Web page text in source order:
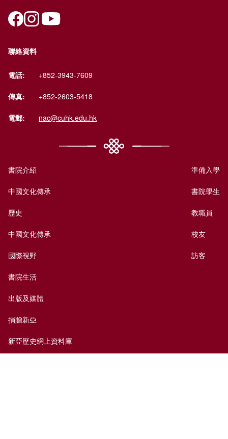
聯絡資料
電話: +852-3943-7609
傳真: +852-2603-5418
電郵: nac@cuhk.edu.hk
書院介紹
中國文化傳承
歷史
中國文化傳承
國際視野
書院生活
出版及媒體
捐贈新亞
新亞歷史網上資料庫
準備入學
書院學生
教職員
校友
訪客